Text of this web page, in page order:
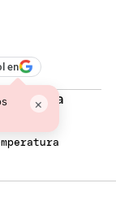
en
×